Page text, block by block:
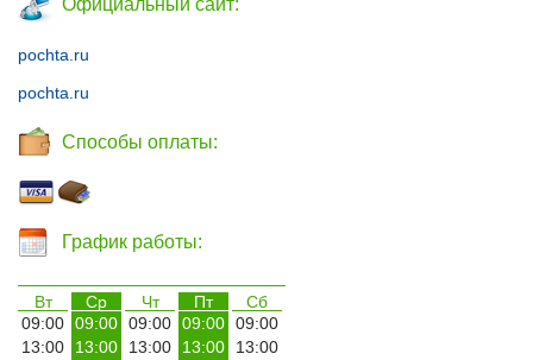
Официальный сайт:
pochta.ru
pochta.ru
Способы оплаты:
График работы:
Вт Ср Чт Пт
Сб
09:00 09:00 09:00 09:00 09:00
13:00
13:00 13:00 13:00
13:00